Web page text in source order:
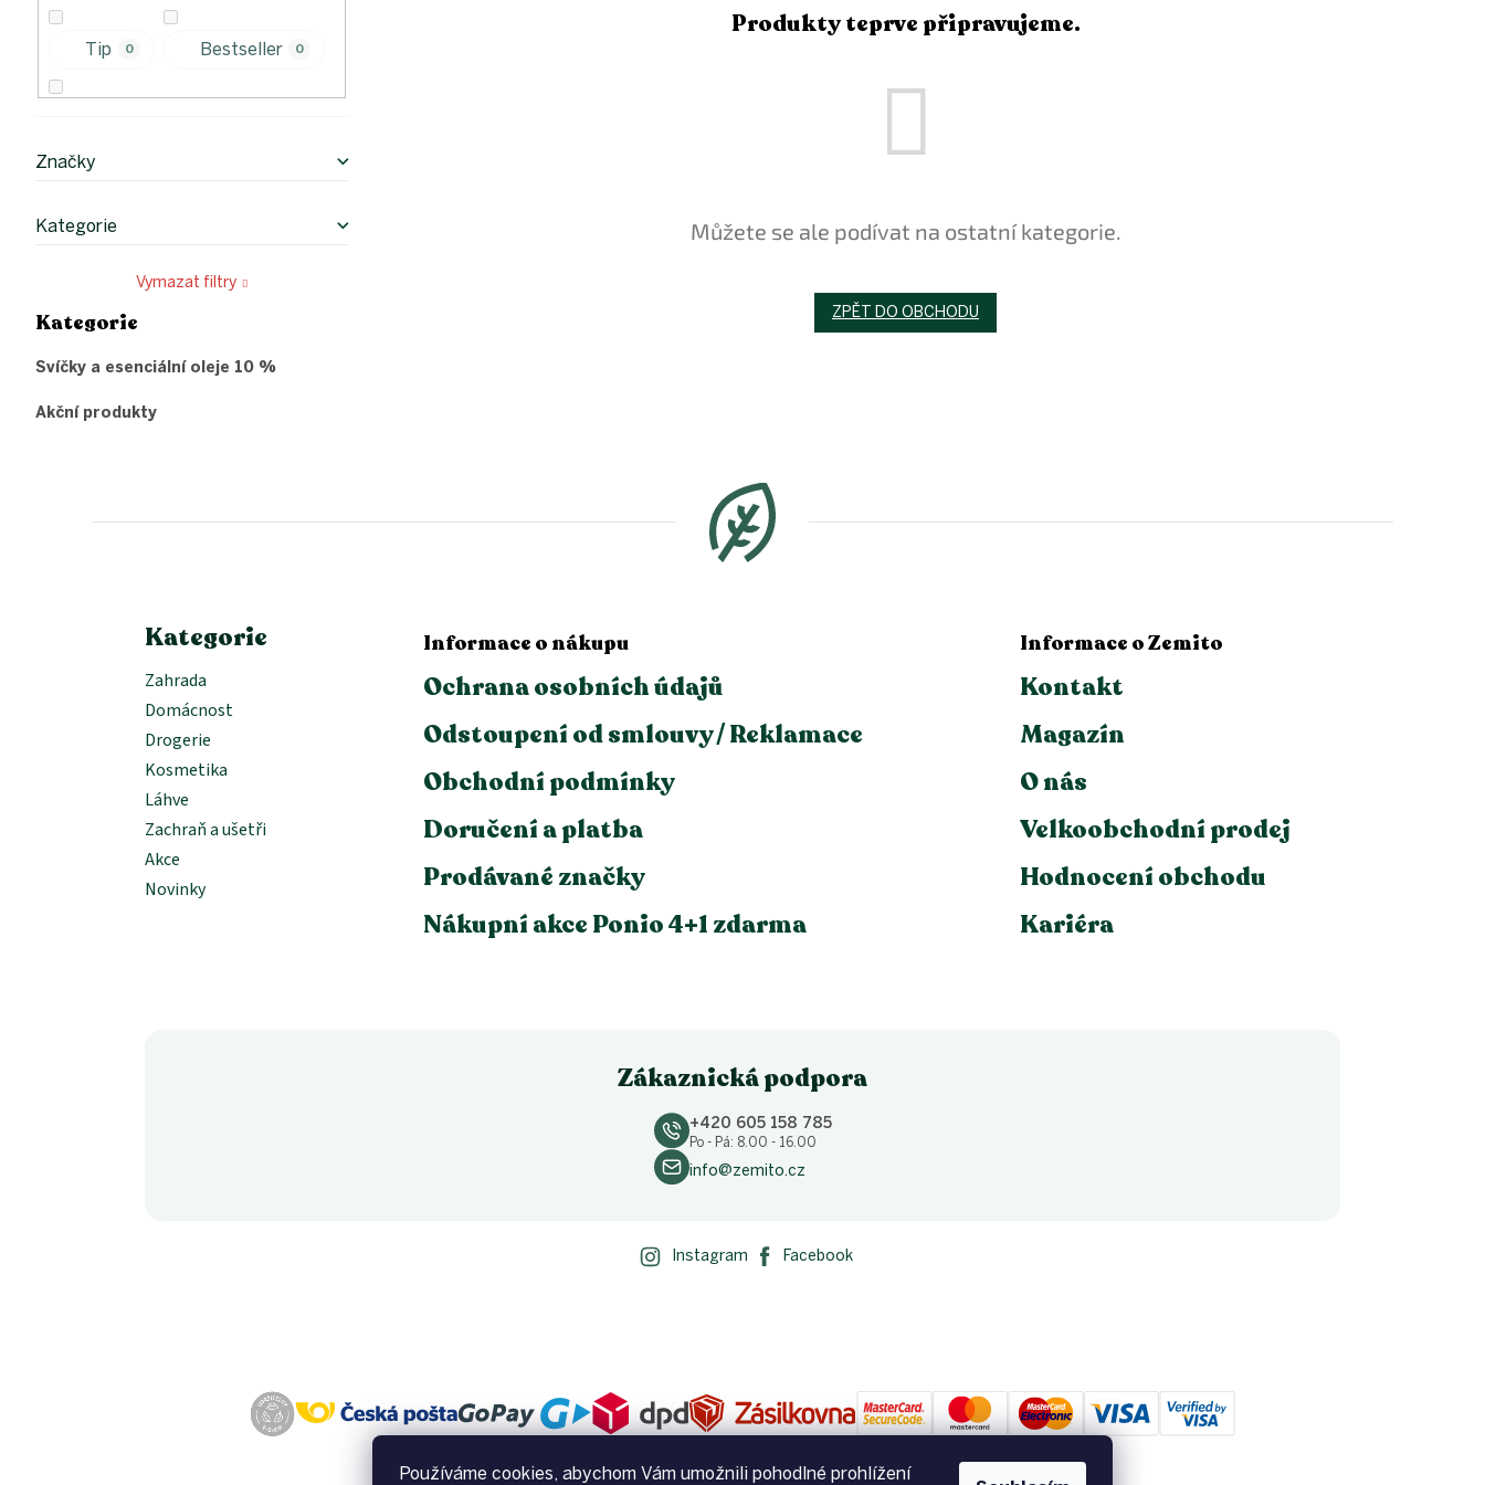
Používáme cookies, abychom Vám umožnili pohodlné prohlížení
Tip 0 Bestseller 0
Značky
Kategorie
Vymazat filtry
Přeskočit
Kategorie
Svíčky a esenciální oleje 10 %
Akční produkty
Produkty teprve připravujeme.
Můžete se ale podívat na ostatní kategorie.
ZPĚT DO OBCHODU
Kategorie
Zahrada
Domácnost
Drogerie
Kosmetika
Láhve
Zachraň a ušetři
Akce
Novinky
Informace o nákupu
Ochrana osobních údajů
Odstoupení od smlouvy / Reklamace
Obchodní podmínky
Doručení a platba
Prodávané značky
Nákupní akce Ponio 4+1 zdarma
Informace o Zemito
Kontakt
Magazín
O nás
Velkoobchodní prodej
Hodnocení obchodu
Kariéra
Zákaznická podpora
+420 605 158 785
Po - Pá: 8.00 - 16.00
info@zemito.cz
Instagram Facebook